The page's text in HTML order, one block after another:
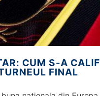
CUM S-A
FINAL